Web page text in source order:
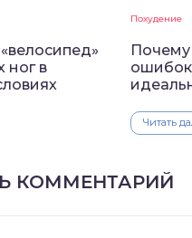
ног в
Похудение
Почему
ошибок
Читать
КОММЕНТАРИЙ